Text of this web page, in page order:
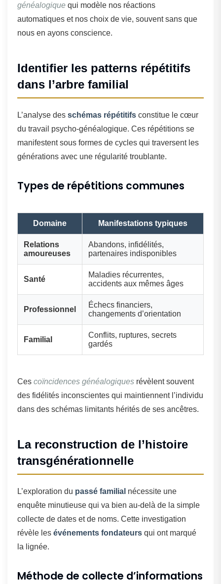
généalogique qui modèle nos réactions
automatiques et nos choix de vie, souvent sans que
nous en ayons conscience.
Identifier les patterns répétitifs
dans l’arbre familial
L’analyse des schémas répétitifs constitue le cœur
du travail psycho-généalogique. Ces répétitions se
manifestent sous formes de cycles qui traversent les
générations avec une régularité troublante.
Types de répétitions communes
Domaine Manifestations typiques
Relations
amoureuses
Abandons, infidélités,
partenaires indisponibles
Santé
Maladies récurrentes,
accidents aux mêmes âges
Professionnel
Échecs financiers,
changements d’orientation
Familial
Conflits, ruptures, secrets
gardés
Ces coïncidences généalogiques révèlent souvent
des fidélités inconscientes qui maintiennent l’individu
dans des schémas limitants hérités de ses ancêtres.
La reconstruction de l’histoire
transgénérationnelle
L’exploration du passé familial nécessite une
enquête minutieuse qui va bien au-delà de la simple
collecte de dates et de noms. Cette investigation
révèle les événements fondateurs qui ont marqué
la lignée.
Méthode de collecte d’informations